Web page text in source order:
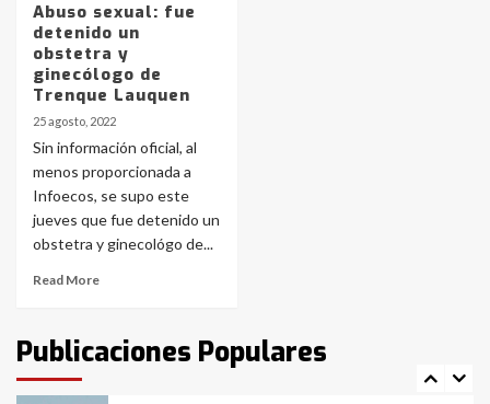
Abuso sexual: fue
detenido un
obstetra y
ginecólogo de
Trenque Lauquen
25 agosto, 2022
Sin información oficial, al
menos proporcionada a
Infoecos, se supo este
jueves que fue detenido un
obstetra y ginecológo de...
Read More
Publicaciones Populares
5
Los precios de los combustibles en
La Pampa, desde YPF hasta Axion
entre 857 a 1338 pesos
6
La Bolsa de Cereales de Bahía
Blanca anticipa que Agosto vendrá
con lluvias y heladas, en gran parte
de la provincia
fueron detenidos por
comercialización de drogas en la
tarde del sábado